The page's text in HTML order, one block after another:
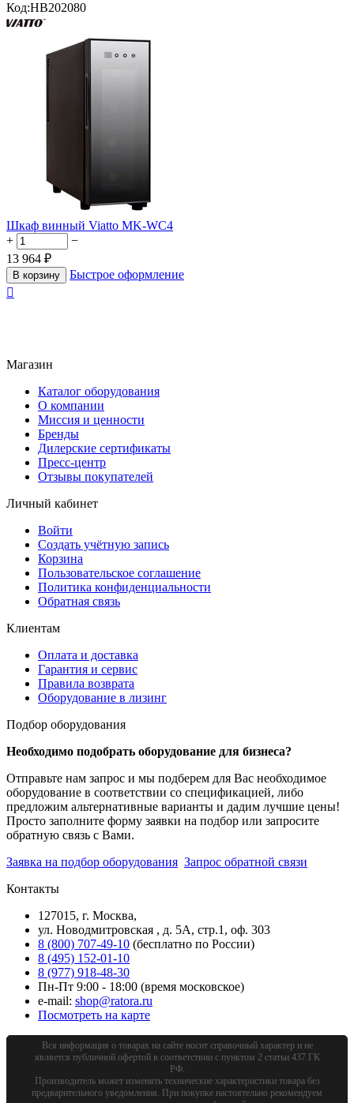
Код:HB202080
Шкаф винный Viatto MK-WC4
+
−
13 964 ₽
В корзину
Быстрое оформление

Магазин
Каталог оборудования
О компании
Миссия и ценности
Бренды
Дилерские сертификаты
Пресс-центр
Отзывы покупателей
Личный кабинет
Войти
Создать учётную запись
Корзина
Пользовательское соглашение
Политика конфиденциальности
Обратная связь
Клиентам
Оплата и доставка
Гарантия и сервис
Правила возврата
Оборудование в лизинг
Подбор оборудования
Необходимо подобрать оборудование для бизнеса?
Отправьте нам запрос и мы подберем для Вас необходимое
оборудование в соответствии со спецификацией, либо
предложим альтернативные варианты и дадим лучшие цены!
Просто заполните форму заявки на подбор или запросите
обратную связь с Вами.
Заявка на подбор оборудования Запрос обратной связи
Контакты
127015, г. Москва,
ул. Новодмитровская , д. 5А, стр.1, оф. 303
8 (800) 707-49-10 (бесплатно по России)
8 (495) 152-01-10
8 (977) 918-48-30
Пн-Пт 9:00 - 18:00 (время московское)
e-mail: shop@ratora.ru
Посмотреть на карте
Вся информация о товарах на сайте носит справочный характер и не
является публичной офертой в соответствии с пунктом 2 статьи 437 ГК
РФ.
Производитель может изменять технические характеристики товара без
предварительного уведомления. При покупке настоятельно рекомендуем